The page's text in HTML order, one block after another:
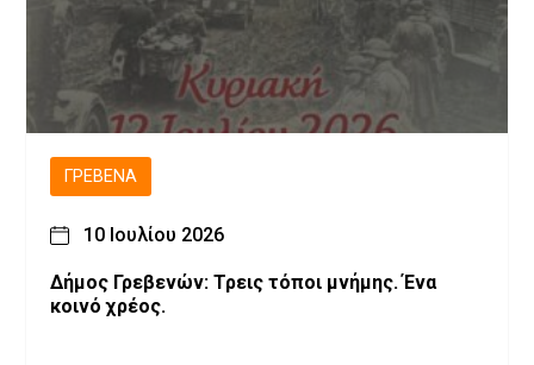
ΓΡΕΒΕΝΆ
10 Ιουλίου 2026
Δήμος Γρεβενών: Τρεις τόποι μνήμης. Ένα
κοινό χρέος.